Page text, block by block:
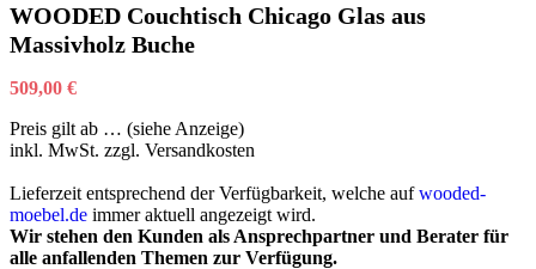
WOODED Couchtisch Chicago Glas aus
Massivholz Buche
509,00 €
Preis gilt ab … (siehe Anzeige)
inkl. MwSt. zzgl. Versandkosten
Lieferzeit entsprechend der Verfügbarkeit, welche aufwooded-
moebel.de immer aktuell angezeigt wird.
Wir stehen den Kunden als Ansprechpartner und Berater für
alle anfallenden Themen zur Verfügung.